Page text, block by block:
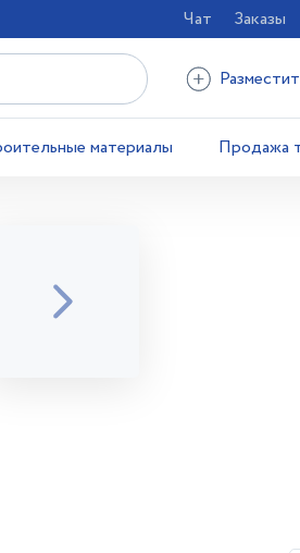
Чат Заказы
материалы Продажа